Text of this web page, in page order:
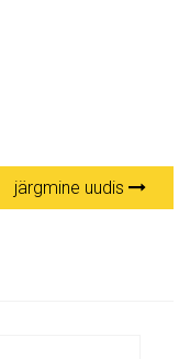
järgmine uudis